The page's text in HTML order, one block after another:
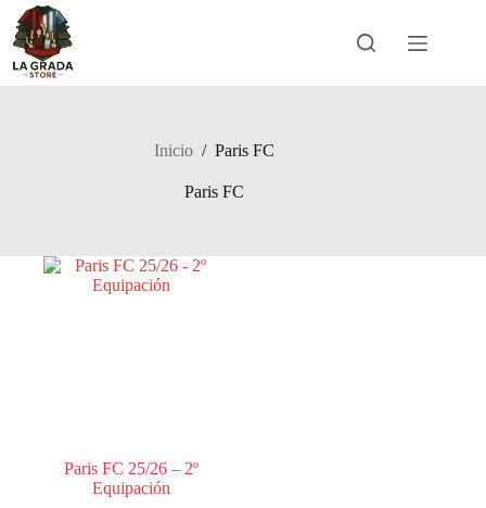
Saltar
contenido
Inicio / Paris FC
Paris FC
Paris FC 25/26 – 2º
Equipación